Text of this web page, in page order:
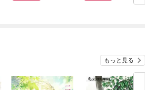
もっと見る